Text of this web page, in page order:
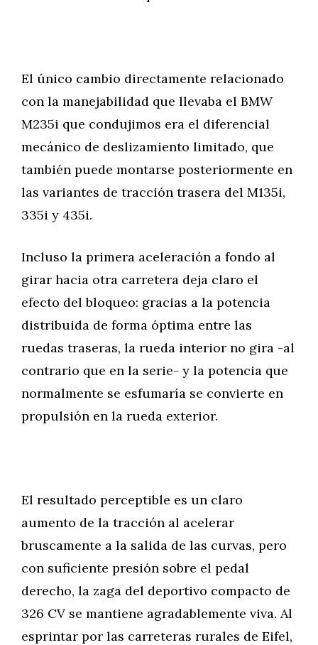
El único cambio directamente relacionado
con la manejabilidad que llevaba el BMW
M235i que condujimos era el diferencial
mecánico de deslizamiento limitado, que
también puede montarse posteriormente en
las variantes de tracción trasera del M135i,
335i y 435i.
Incluso la primera aceleración a fondo al
girar hacia otra carretera deja claro el
efecto del bloqueo: gracias a la potencia
distribuida de forma óptima entre las
ruedas traseras, la rueda interior no gira -al
contrario que en la serie- y la potencia que
normalmente se esfumaría se convierte en
propulsión en la rueda exterior.
El resultado perceptible es un claro
aumento de la tracción al acelerar
bruscamente a la salida de las curvas, pero
con suficiente presión sobre el pedal
derecho, la zaga del deportivo compacto de
326 CV se mantiene agradablemente viva. Al
esprintar por las carreteras rurales de Eifel,